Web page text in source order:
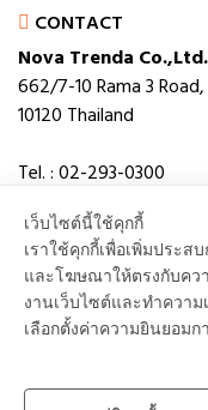
CONTACT
Nova Trenda Co.,Ltd.
662/7-10 Rama 3
10120 Thailand
Tel. : 02-293-0300
E-mail :
เว็บไซต์นี้ใช้คุกกี้
เราใช้คุกกี้เพื่อเพิ่มประ
และโฆษณาให้ตรงกับคว
งานเว็บไซต์และทำควา
เลือกตั้งค่าความยินยอมก